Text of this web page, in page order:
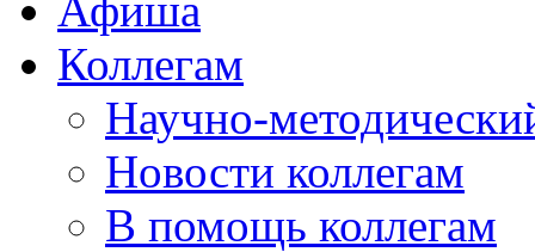
Коллегам
Научно-
Новости коллегам
В помощь коллегам